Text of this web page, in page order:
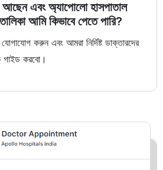
এবং অ্যাপোলো হাসপাতাল
আমি কিভাবে পেতে পারি?
করুন এবং আমরা নির্দিষ্ট ডাক্তারদের
গাইড করবো।